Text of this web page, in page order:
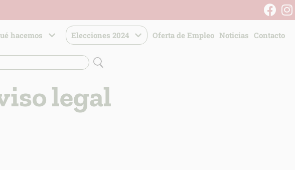
hacemos Elecciones 2024 Oferta de Empleo Noticias Contacto
legal